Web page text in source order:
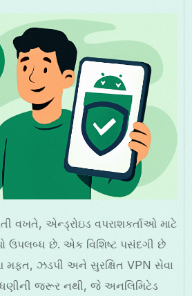
વખતે, એન્ડ્રોઇડ વપરાશકર્તાઓ માટે
ઉપલબ્ધ છે. એક વિશિષ્ટ પસંદગી છે
ઝડપી અને સુરક્ષિત VPN સેવા
જરૂર નથી, જે અનલિમિટેડ